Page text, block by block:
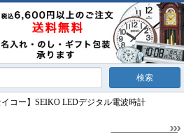
コー】SEIKO LEDデジタル電波時計